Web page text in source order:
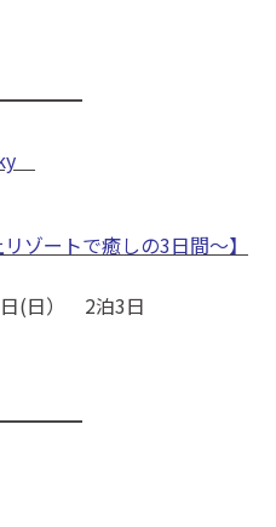
ゾートで癒しの3日間～】
日(日） 2泊3日